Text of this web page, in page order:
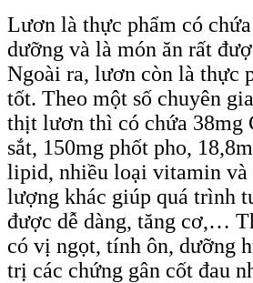
Lươn là thực phẩm có
dưỡng và là món ăn rất
Ngoài ra, lươn còn là thực
tốt. Theo một số chuyên
thịt lươn thì có chứa 38mg
sắt, 150mg phốt pho,
lipid, nhiều loại vitamin và
lượng khác giúp quá trình
được dễ dàng, tăng cơ,…
có vị ngọt, tính ôn, dưỡng
trị các chứng gân cốt đau